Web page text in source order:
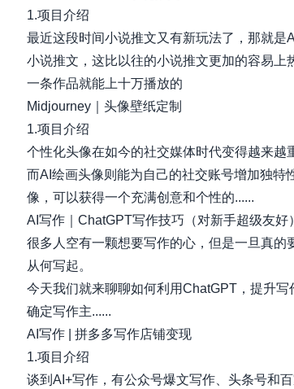
1.项目介绍​
最近这段时间小说推文又有新玩法了，那就是
小说推文，这比以往的小说推文更加的容易上
一条作品就能上十万播放的​
Midjourney｜头像壁纸定制
1.项目介绍​
个性化头像在如今的社交媒体时代变得越来越
而AI绘画头像则能为自己的社交账号增加独特
像，可以获得一个充满创意和个性的......
AI写作｜ChatGPT写作技巧（对新手超级友好）
很多人空有一颗想要写作的心，但是一旦真的
从何写起。
今天我们就来聊聊如何利用ChatGPT，提升写
确定写作主......
AI写作 | 拼多多写作店铺变现
1.项目介绍​
谈到AI+写作，有公众号爆文写作、头条号和